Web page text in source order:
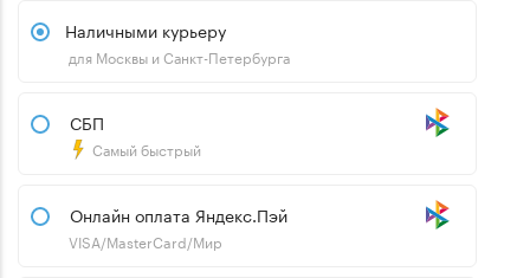
Наличными курьеру
для Москвы и Санкт-Петербурга
СБП
Самый быстрый
Онлайн оплата Яндекс.Пэй
VISA/MasterCard/Мир